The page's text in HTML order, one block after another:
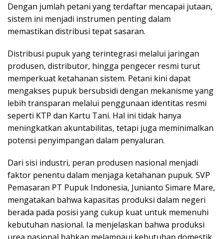
Dengan jumlah petani yang terdaftar mencapai jutaan,
sistem ini menjadi instrumen penting dalam
memastikan distribusi tepat sasaran.
Distribusi pupuk yang terintegrasi melalui jaringan
produsen, distributor, hingga pengecer resmi turut
memperkuat ketahanan sistem. Petani kini dapat
mengakses pupuk bersubsidi dengan mekanisme yang
lebih transparan melalui penggunaan identitas resmi
seperti KTP dan Kartu Tani. Hal ini tidak hanya
meningkatkan akuntabilitas, tetapi juga meminimalkan
potensi penyimpangan dalam penyaluran.
Dari sisi industri, peran produsen nasional menjadi
faktor penentu dalam menjaga ketahanan pupuk. SVP
Pemasaran PT Pupuk Indonesia, Junianto Simare Mare,
mengatakan bahwa kapasitas produksi dalam negeri
berada pada posisi yang cukup kuat untuk memenuhi
kebutuhan nasional. Ia menjelaskan bahwa produksi